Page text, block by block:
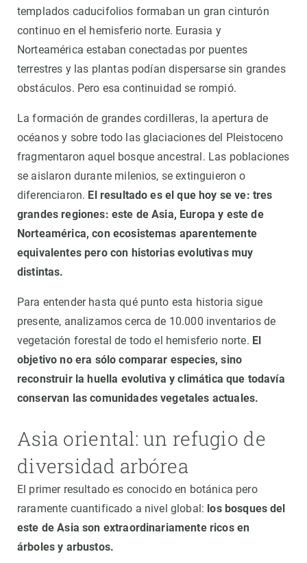
templados caducifolios formaban un gran cinturón
continuo en el hemisferio norte. Eurasia y
Norteamérica estaban conectadas por puentes
terrestres y las plantas podían dispersarse sin grandes
obstáculos. Pero esa continuidad se rompió.
La formación de grandes cordilleras, la apertura de
océanos y sobre todo las glaciaciones del Pleistoceno
fragmentaron aquel bosque ancestral. Las poblaciones
se aislaron durante milenios, se extinguieron o
diferenciaron. El resultado es el que hoy se ve: tres
grandes regiones: este de Asia, Europa y este de
Norteamérica, con ecosistemas aparentemente
equivalentes pero con historias evolutivas muy
distintas.
Para entender hasta qué punto esta historia sigue
presente, analizamos cerca de 10.000 inventarios de
vegetación forestal de todo el hemisferio norte. El
objetivo no era sólo comparar especies, sino
reconstruir la huella evolutiva y climática que todavía
conservan las comunidades vegetales actuales.
Asia oriental: un refugio de
diversidad arbórea
El primer resultado es conocido en botánica pero
raramente cuantificado a nivel global: los bosques del
este de Asia son extraordinariamente ricos en
árboles y arbustos.